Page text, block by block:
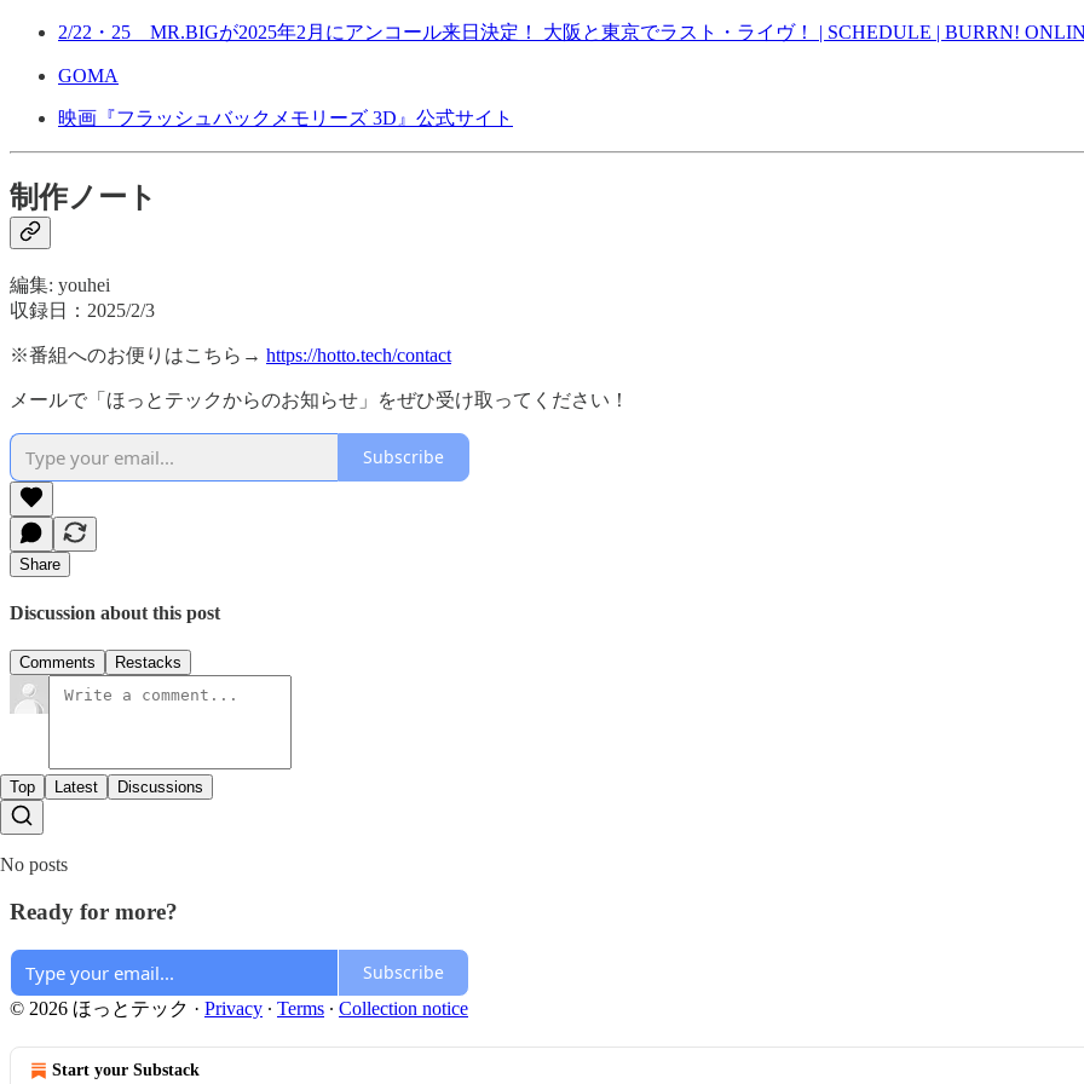
2/22・25 MR.BIGが2025年2月にアンコール来日決定！ 大阪と東京でラスト・ライヴ！ | SCHEDULE | BURRN!
GOMA
映画『フラッシュバックメモリーズ 3D』公式サイト
制作ノート
編集: youhei
収録日：2025/2/3
※番組へのお便りはこちら→ https://hotto.tech/contact
メールで「ほっとテックからのお知らせ」をぜひ受け取ってください！
Subscribe
Share
Discussion about this post
Comments Restacks
Top Latest Discussions
No posts
Ready for more?
Subscribe
© 2026 ほっとテック · Privacy ∙ Terms ∙ Collection notice
Start your Substack